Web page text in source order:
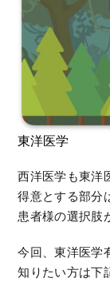
東洋医学
西洋医学も東洋
得意とする部分
患者様の選択肢
今回、東洋医学
知りたい方は下